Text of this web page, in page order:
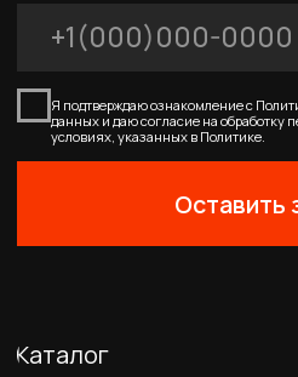
Корзина
Каталог
Главная